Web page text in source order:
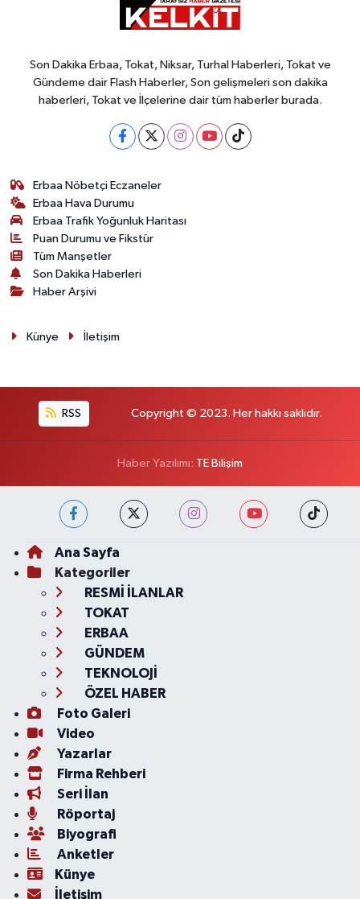
Son Dakika Erbaa, Tokat, Niksar, Turhal Haberleri, Tokat ve
Gündeme dair Flash Haberler, Son gelişmeleri son dakika
haberleri, Tokat ve İlçelerine dair tüm haberler burada.
Erbaa Nöbetçi Eczaneler
Erbaa Hava Durumu
Erbaa Trafik Yoğunluk Haritası
Puan Durumu ve Fikstür
Tüm Manşetler
Son Dakika Haberleri
Haber Arşivi
Künye İletişim
RSS Copyright © 2023. Her hakkı saklıdır.
Haber Yazılımı: TE Bilişim
Ana Sayfa
Kategoriler
RESMİ İLANLAR
TOKAT
ERBAA
GÜNDEM
TEKNOLOJİ
ÖZEL HABER
Foto Galeri
Video
Yazarlar
Firma Rehberi
Seri İlan
Röportaj
Biyografi
Anketler
Künye
İletişim